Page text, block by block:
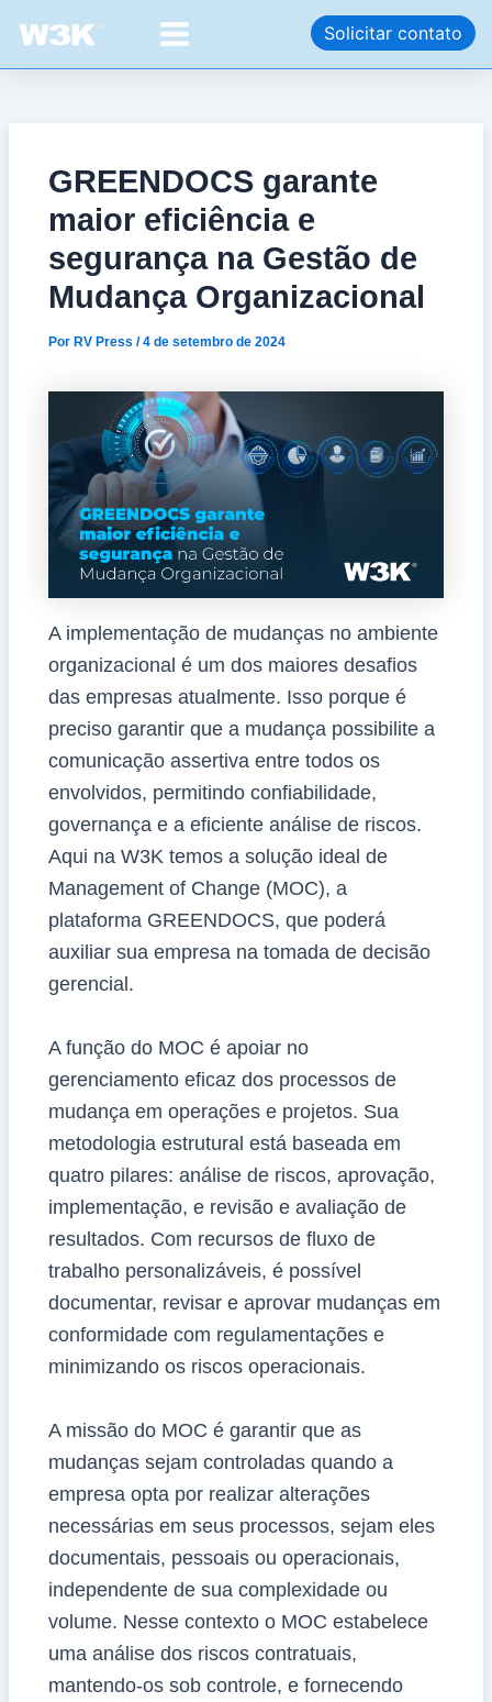
para
o
Main
Menu
Solicitar contato
GREENDOCS garante
maior eficiência e
segurança na Gestão de
Mudança Organizacional
Por RV Press /4 de setembro de 2024
A implementação de mudanças no ambiente
organizacional é um dos maiores desafios
das empresas atualmente. Isso porque é
preciso garantir que a mudança possibilite a
comunicação assertiva entre todos os
envolvidos, permitindo confiabilidade,
governança e a eficiente análise de riscos.
Aqui na W3K temos a solução ideal de
Management of Change (MOC), a
plataforma GREENDOCS, que poderá
auxiliar sua empresa na tomada de decisão
gerencial.
A função do MOC é apoiar no
gerenciamento eficaz dos processos de
mudança em operações e projetos. Sua
metodologia estrutural está baseada em
quatro pilares: análise de riscos, aprovação,
implementação, e revisão e avaliação de
resultados. Com recursos de fluxo de
trabalho personalizáveis, é possível
documentar, revisar e aprovar mudanças em
conformidade com regulamentações e
minimizando os riscos operacionais.
A missão do MOC é garantir que as
mudanças sejam controladas quando a
empresa opta por realizar alterações
necessárias em seus processos, sejam eles
documentais, pessoais ou operacionais,
independente de sua complexidade ou
volume. Nesse contexto o MOC estabelece
uma análise dos riscos contratuais,
mantendo-os sob controle, e fornecendo
navigation